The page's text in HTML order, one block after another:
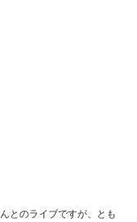
とのライブですが、とも